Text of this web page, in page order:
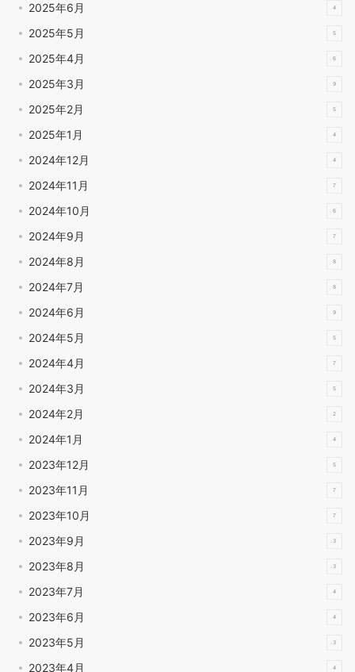
2025年6月 4
2025年5月 5
2025年4月 6
2025年3月 9
2025年2月 5
2025年1月 4
2024年12月 4
2024年11月 7
2024年10月 6
2024年9月 7
2024年8月 8
2024年7月 8
2024年6月 9
2024年5月 5
2024年4月 7
2024年3月 5
2024年2月 2
2024年1月 4
2023年12月 5
2023年11月 7
2023年10月 7
2023年9月 3
2023年8月 3
2023年7月 4
2023年6月 4
2023年5月 3
2023年4月 4